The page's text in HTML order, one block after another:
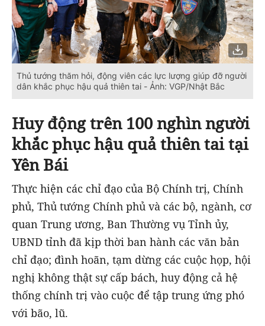
Thủ tướng thăm hỏi, động viên các lực lượng giúp đỡ người
dân khắc phục hậu quả thiên tai - Ảnh: VGP/Nhật Bắc
Huy động trên 100 nghìn người
khắc phục hậu quả thiên tai tại
Yên Bái
Thực hiện các chỉ đạo của Bộ Chính trị, Chính
phủ, Thủ tướng Chính phủ và các bộ, ngành, cơ
quan Trung ương, Ban Thường vụ Tỉnh ủy,
UBND tỉnh đã kịp thời ban hành các văn bản
chỉ đạo; đình hoãn, tạm dừng các cuộc họp, hội
nghị không thật sự cấp bách, huy động cả hệ
thống chính trị vào cuộc để tập trung ứng phó
với bão, lũ.